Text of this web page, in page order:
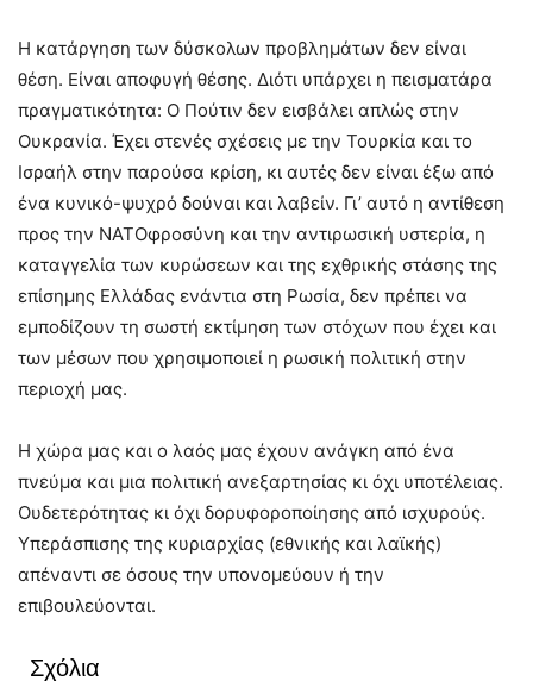
Η κατάργηση των δύσκολων προβλημάτων δεν είναι
θέση. Είναι αποφυγή θέσης. Διότι υπάρχει η πεισματάρα
πραγματικότητα: Ο Πούτιν δεν εισβάλει απλώς στην
Ουκρανία. Έχει στενές σχέσεις με την Τουρκία και το
Ισραήλ στην παρούσα κρίση, κι αυτές δεν είναι έξω από
ένα κυνικό-ψυχρό δούναι και λαβείν. Γι’ αυτό η αντίθεση
προς την ΝΑΤΟφροσύνη και την αντιρωσική υστερία, η
καταγγελία των κυρώσεων και της εχθρικής στάσης της
επίσημης Ελλάδας ενάντια στη Ρωσία, δεν πρέπει να
εμποδίζουν τη σωστή εκτίμηση των στόχων που έχει και
των μέσων που χρησιμοποιεί η ρωσική πολιτική στην
περιοχή μας.
Η χώρα μας και ο λαός μας έχουν ανάγκη από ένα
πνεύμα και μια πολιτική ανεξαρτησίας κι όχι υποτέλειας.
Ουδετερότητας κι όχι δορυφοροποίησης από ισχυρούς.
Υπεράσπισης της κυριαρχίας (εθνικής και λαϊκής)
απέναντι σε όσους την υπονομεύουν ή την
επιβουλεύονται.
Σχόλια